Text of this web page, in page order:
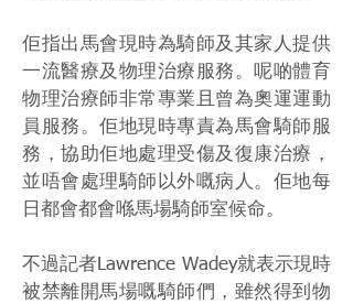
佢指出馬會現時為騎師及其家人提供
一流醫療及物理治療服務。呢啲體育
物理治療師非常專業且曾為奧運運動
員服務。佢地現時專責為馬會騎師服
務，協助佢地處理受傷及復康治療，
並唔會處理騎師以外嘅病人。佢地每
日都會都會喺馬場騎師室候命。
不過記者Lawrence Wadey就表示現時
被禁離開馬場嘅騎師們，雖然得到物